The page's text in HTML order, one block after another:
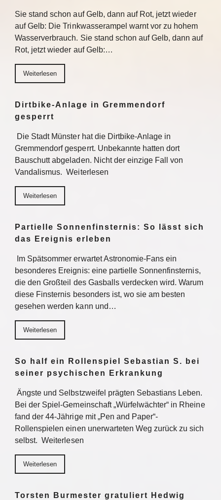
Sie stand schon auf Gelb, dann auf Rot, jetzt wieder
auf Gelb: Die Trinkwasserampel warnt vor zu hohem
Wasserverbrauch. Sie stand schon auf Gelb, dann auf
Rot, jetzt wieder auf Gelb:…
Weiterlesen
Dirtbike-Anlage in Gremmendorf
gesperrt
Die Stadt Münster hat die Dirtbike-Anlage in
Gremmendorf gesperrt. Unbekannte hatten dort
Bauschutt abgeladen. Nicht der einzige Fall von
Vandalismus. Weiterlesen
Weiterlesen
Partielle Sonnenfinsternis: So lässt sich
das Ereignis erleben
Im Spätsommer erwartet Astronomie-Fans ein
besonderes Ereignis: eine partielle Sonnenfinsternis,
die den Großteil des Gasballs verdecken wird. Warum
diese Finsternis besonders ist, wo sie am besten
gesehen werden kann und…
Weiterlesen
So half ein Rollenspiel Sebastian S. bei
seiner psychischen Erkrankung
Ängste und Selbstzweifel prägten Sebastians Leben.
Bei der Spiel-Gemeinschaft „Würfelwächter“ in Rheine
fand der 44-Jährige mit „Pen and Paper“-
Rollenspielen einen unerwarteten Weg zurück zu sich
selbst. Weiterlesen
Weiterlesen
Torsten Burmester gratuliert Hedwig